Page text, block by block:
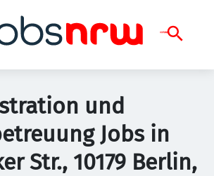
und
Jobs in
Str., 10179 Berlin,